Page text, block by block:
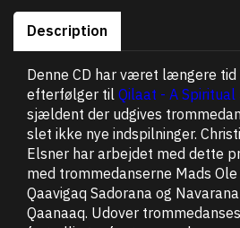
Description
Denne CD har været længere tid
efterfølger til Qilaat - A Spiritual
sjældent der udgives
slet ikke nye indspilninger.
Elsner har arbejdet med dette
med trommedanserne Mads
Qaavigaq Sadorana og
Qaanaaq. Udover